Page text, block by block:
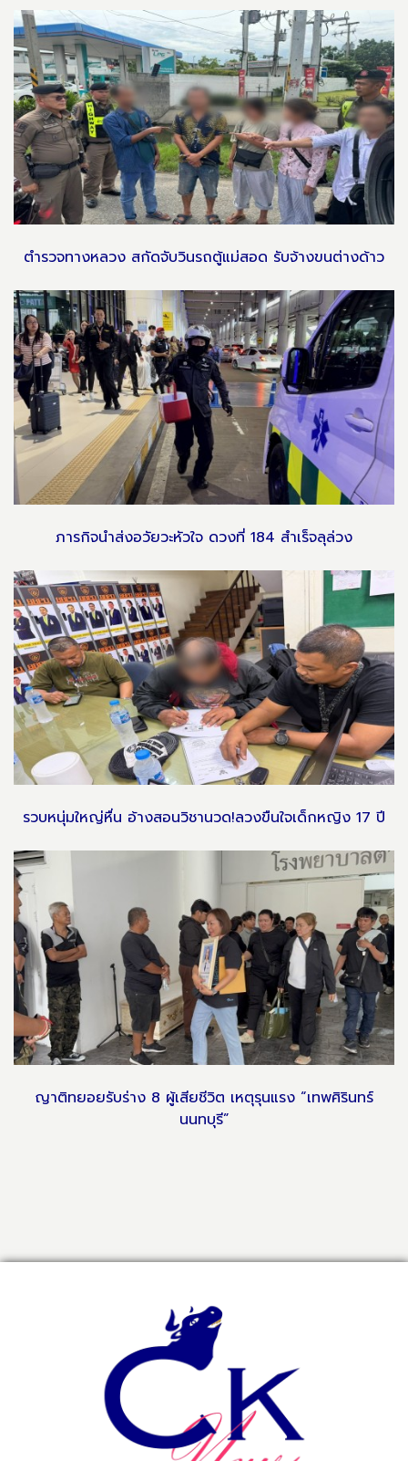
ตำรวจทางหลวง สกัดจับวินรถตู้แม่สอด รับจ้างขนต่างด้าว
ภารกิจนำส่งอวัยวะหัวใจ ดวงที่ 184 สำเร็จลุล่วง
รวบหนุ่มใหญ่หื่น อ้างสอนวิชานวด!ลวงขืนใจเด็กหญิง 17 ปี
ญาติทยอยรับร่าง 8 ผู้เสียชีวิต เหตุรุนแรง “เทพศิรินทร์
นนทบุรี”